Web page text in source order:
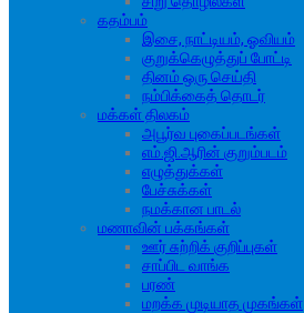
கதம்பம்
இசை, நாட்டியம், ஓவியம்
குறுக்கெழுத்துப் போட்டி
தினம் ஒரு செய்தி
நம்பிக்கைத் தொடர்
மக்கள் திலகம்
அபூர்வ புகைப்படங்கள்
எம்.ஜி.ஆரின் குறும்படம்
எழுத்துக்கள்
பேச்சுக்கள்
நமக்கான பாடல்
மணாவின் பக்கங்கள்
ஊர் சுற்றிக் குறிப்புகள்
சாப்பிட வாங்க
பரண்
மறக்க முடியாத முகங்கள்